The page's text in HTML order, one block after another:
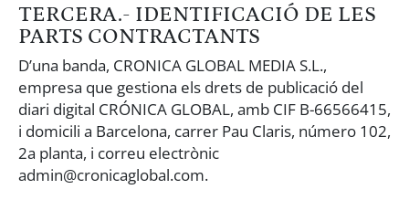
TERCERA.- IDENTIFICACIÓ DE LES
PARTS CONTRACTANTS
D’una banda, CRONICA GLOBAL MEDIA S.L.,
empresa que gestiona els drets de publicació del
diari digital CRÓNICA GLOBAL, amb CIF B-66566415,
i domicili a Barcelona, carrer Pau Claris, número 102,
2a planta, i correu electrònic
admin@cronicaglobal.com.